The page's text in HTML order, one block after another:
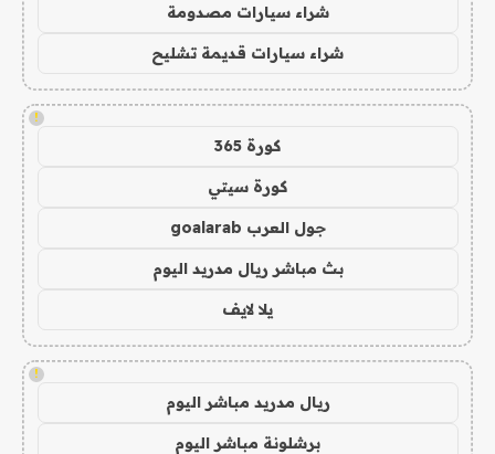
شراء سيارات مصدومة
شراء سيارات قديمة تشليح
!
كورة 365
كورة سيتي
جول العرب goalarab
بث مباشر ريال مدريد اليوم
يلا لايف
!
ريال مدريد مباشر اليوم
برشلونة مباشر اليوم